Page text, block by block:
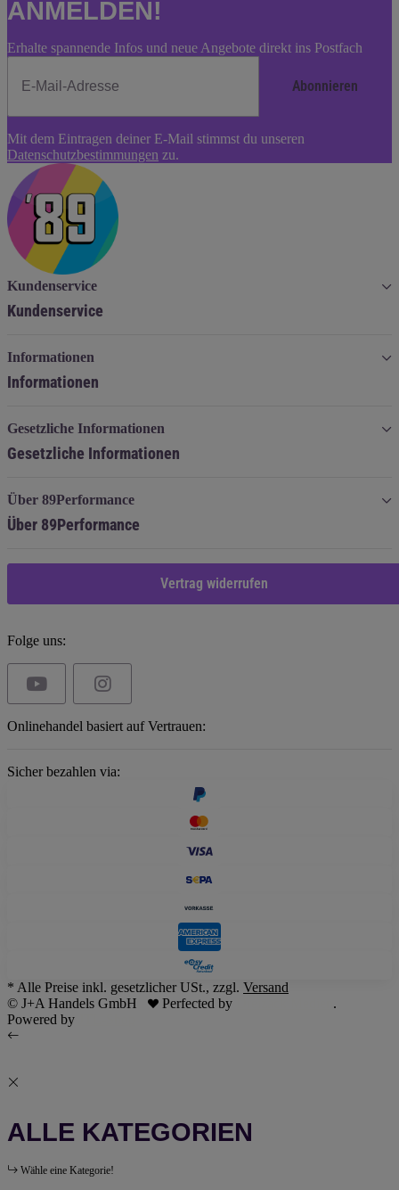
ANMELDEN!
Erhalte spannende Infos und neue Angebote direkt ins Postfach
Abonnieren
Abonnieren
Mit dem Eintragen deiner E-Mail stimmst du unseren
Datenschutzbestimmungen zu.
Kundenservice
Kundenservice
Informationen
Informationen
Gesetzliche Informationen
Gesetzliche Informationen
Über 89Performance
Über 89Performance
Vertrag widerrufen
Folge uns:
Onlinehandel basiert auf Vertrauen:
Sicher bezahlen via:
* Alle Preise inkl. gesetzlicher USt., zzgl. Versand
© J+A Handels GmbH
Perfected by
.
Powered by
ALLE KATEGORIEN
Wähle eine Kategorie!